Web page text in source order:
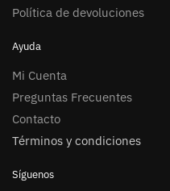
Política de devoluciones
Ayuda
Mi Cuenta
Preguntas Frecuentes
Contacto
Términos y condiciones
Síguenos